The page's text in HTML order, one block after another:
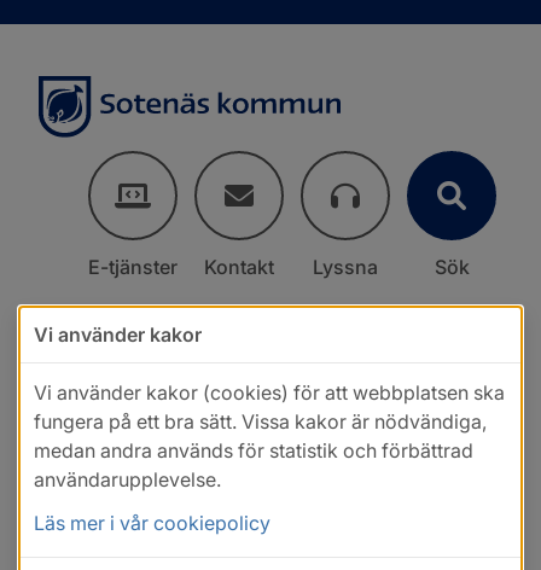
E-tjänster Kontakt Lyssna Sök
Vi använder kakor
Vi använder kakor (cookies) för att webbplatsen ska
fungera på ett bra sätt. Vissa kakor är nödvändiga,
medan andra används för statistik och förbättrad
användarupplevelse.
Läs mer i vår cookiepolicy